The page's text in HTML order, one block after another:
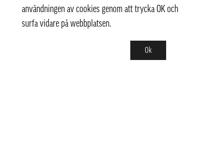
användningen av cookies genom att trycka OK och
surfa vidare på webbplatsen.
Ok